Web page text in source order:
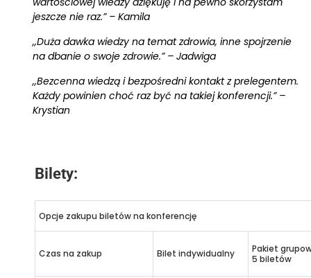
jeszcze nie raz.” – Kamila
,,Duża dawka wiedzy na temat zdrowia, inne spojrzenie
na dbanie o swoje zdrowie.” – Jadwiga
,,Bezcenna wiedzą i bezpośredni kontakt z prelegentem.
Każdy powinien choć raz być na takiej konferencji.” –
Krystian
Bilety:
Opcje zakupu biletów na konferencję
Czas na zakup Bilet indywidualny
Pakiet
5 biletów